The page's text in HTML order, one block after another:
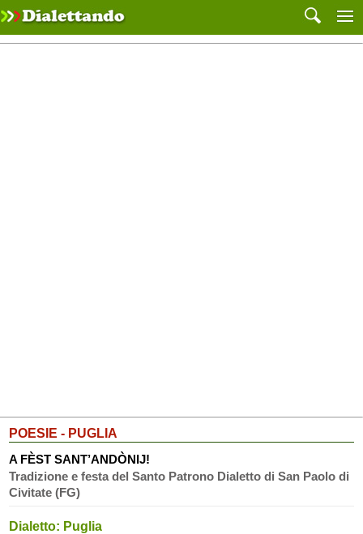
POESIE - PUGLIA
A FÈST SANT’ANDÒNIJ!
Tradizione e festa del Santo Patrono Dialetto di San Paolo di
Civitate (FG)
Dialetto: Puglia